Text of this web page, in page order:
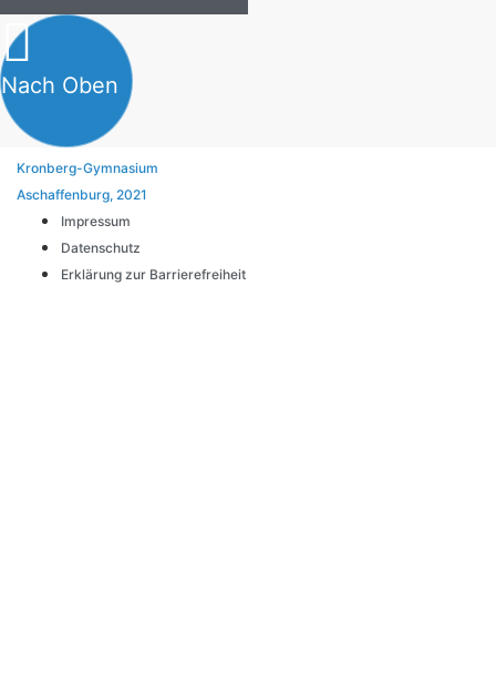
Nach Oben
Kronberg-Gymnasium
Aschaffenburg, 2021
Impressum
Datenschutz
Erklärung zur Barrierefreiheit